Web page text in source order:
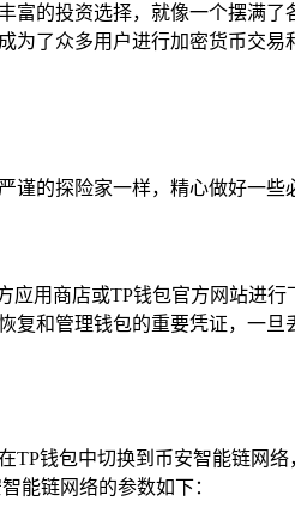
富的投资选择，就像一个摆满
为了众多用户进行加密货币交
的探险家一样，精心做好一
应用商店或TP钱包官方网站进
复和管理钱包的重要凭证，一
钱包中切换到币安智能链网
能链网络的参数如下：